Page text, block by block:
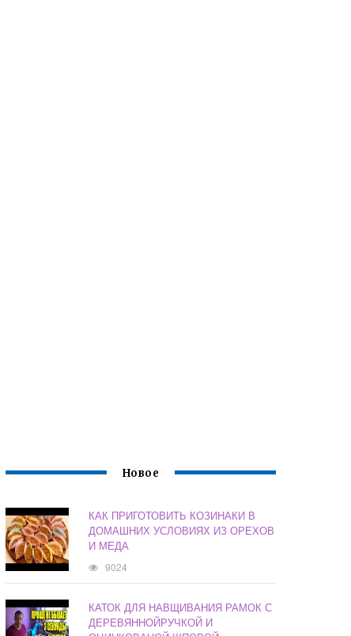
Новое
КАК ПРИГОТОВИТЬ КОЗИНАКИ В
ДОМАШНИХ УСЛОВИЯХ ИЗ ОРЕХОВ
И МЕДА
9024
КАТОК ДЛЯ НАВЩИВАНИЯ РАМОК С
ДЕРЕВЯННОЙРУЧКОЙ И